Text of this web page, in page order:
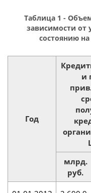
Таблица 1 -
зависимости от
состоянию на
Год
и
млрд.
руб.